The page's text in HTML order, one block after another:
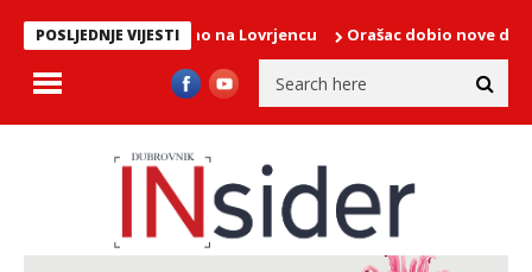
POSLJEDNJE VIJESTI
sutra ponovno na Lovrjencu Orašac dobio nove dijelove